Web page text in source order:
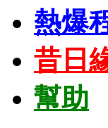
熱爆
昔日
幫助